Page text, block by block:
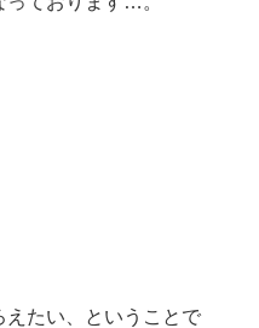
たい、ということで